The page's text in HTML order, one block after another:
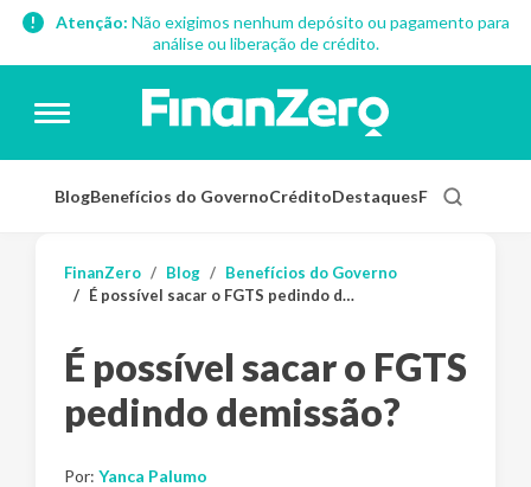
Atenção: Não exigimos nenhum depósito ou pagamento para
análise ou liberação de crédito.
BlogBenefícios do GovernoCréditoDestaquesFinanças
FinanZero Blog
Benefícios do Governo
É possível sacar o FGTS pedindo demissão?
É possível sacar o FGTS
pedindo demissão?
Por: Yanca Palumo